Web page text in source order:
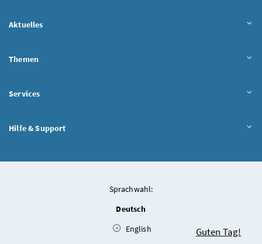
Aktuelles
Themen
Services
Hilfe & Support
Sprachwahl:
Deutsch
English
Chatbot
Guten Tag!